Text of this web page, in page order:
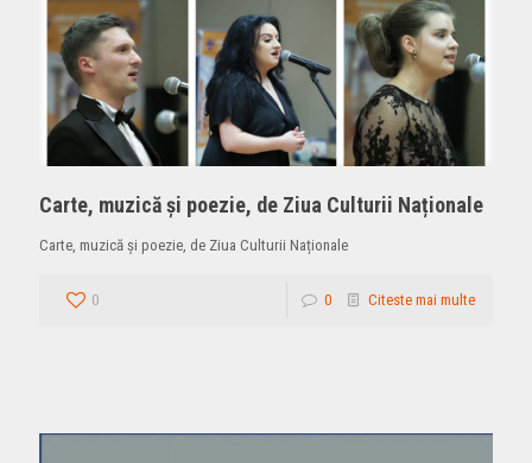
Carte, muzică și poezie, de Ziua Culturii Naționale
Carte, muzică și poezie, de Ziua Culturii Naționale
0 0 Citeste mai multe